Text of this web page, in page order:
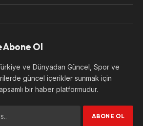
Abone Ol
ve Dünyadan Güncel, Spor ve
güncel içerikler sunmak için
bir haber platformudur.